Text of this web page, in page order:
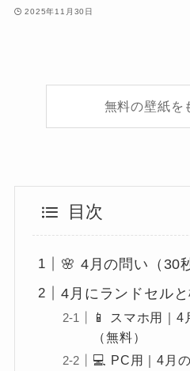
2025年11月30日
無料の壁紙を
目次
🌸 4月の問い（30
4月にランドセル
📱 スマホ用｜4
（無料）
💻 PC用｜4月